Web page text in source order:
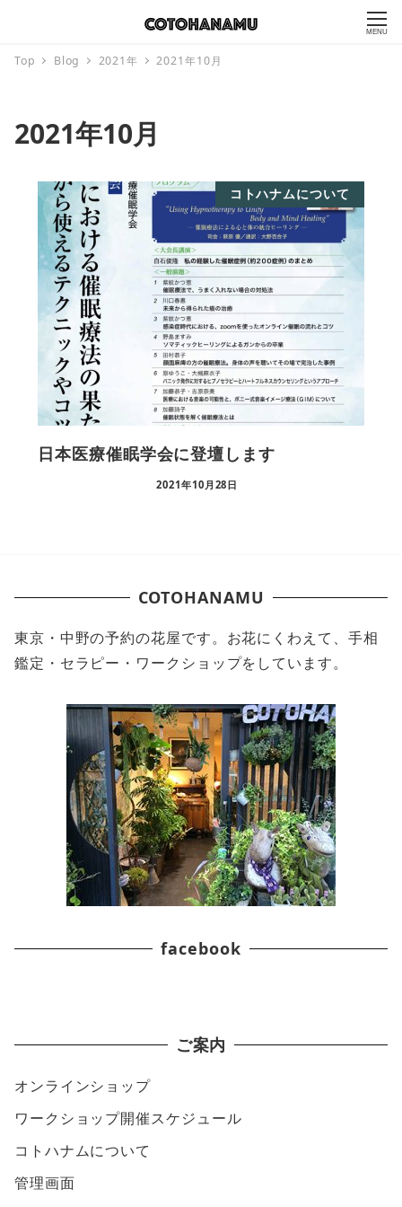
MENU
Top Blog 2021年 2021年10月
2021年10月
コトハナムについて
日本医療催眠学会に登壇します
2021年10月28日
COTOHANAMU
東京・中野の予約の花屋です。お花にくわえて、手相
鑑定・セラピー・ワークショップをしています。
facebook
ご案内
オンラインショップ
ワークショップ開催スケジュール
コトハナムについて
管理画面